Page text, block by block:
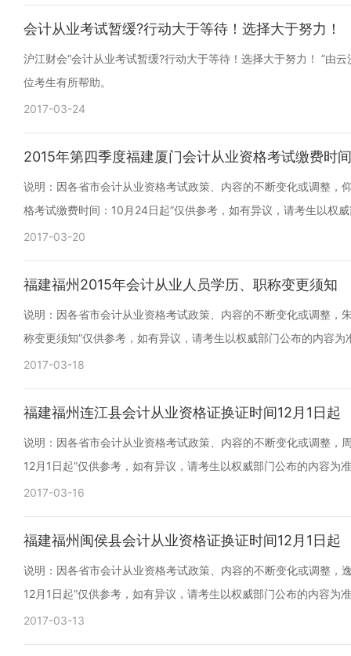
会计从业考试暂缓?行动大于等待！选择大于努力！
沪江财会“会计从业考试暂缓?行动大于等待！选择大于努力！ ”由
位考生有所帮助。
2017-03-24
2015年第四季度福建厦门会计从业资格考试缴费时
说明：因各省市会计从业资格考试政策、内容的不断变化或调整，
格考试缴费时间：10月24日起”仅供参考，如有异议，请考生以权
2017-03-20
福建福州2015年会计从业人员学历、职称变更须知
说明：因各省市会计从业资格考试政策、内容的不断变化或调整，
称变更须知”仅供参考，如有异议，请考生以权威部门公布的内容为
2017-03-18
福建福州连江县会计从业资格证换证时间12月1日起
说明：因各省市会计从业资格考试政策、内容的不断变化或调整，
12月1日起”仅供参考，如有异议，请考生以权威部门公布的内容为
2017-03-16
福建福州闽侯县会计从业资格证换证时间12月1日起
说明：因各省市会计从业资格考试政策、内容的不断变化或调整，
12月1日起”仅供参考，如有异议，请考生以权威部门公布的内容为
2017-03-13